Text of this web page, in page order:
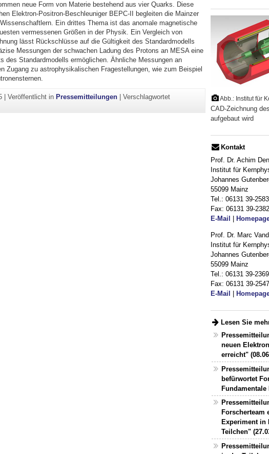
neue Form von Materie bestehend aus vier Quarks. Diese
Elektron-Positron-Beschleuniger BEPC-II begleiten die Mainzer
Ein drittes Thema ist das anomale magnetische
vermessenen Größen in der Physik. Ein Vergleich von
lässt Rückschlüsse auf die Gültigkeit des Standardmodells
Messungen der schwachen Ladung des Protons an MESA eine
des Standardmodells ermöglichen. Ähnliche Messungen an
Zugang zu astrophysikalischen Fragestellungen, wie zum Beispiel
|Veröffentlicht in Pressemitteilungen |Verschlagwortet
Abb.: Institut für
CAD-Zeichnung
aufgebaut wird
Kontakt
Prof. Dr. Achim
Institut für
Johannes
55099 Mainz
Tel.: 06131 39-
Fax: 06131 39-
E-Mail
Prof. Dr. Marc
Institut für
Johannes
55099 Mainz
Tel.: 06131 39-
Fax: 06131 39-
E-Mail
Lesen Sie
neuen
erreicht"
befürwortet
Fundamentale
Forscherteam
Experiment in
Teilchen"